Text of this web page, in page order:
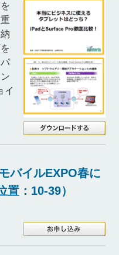
イ
バイルEXPO春に
：10-39）